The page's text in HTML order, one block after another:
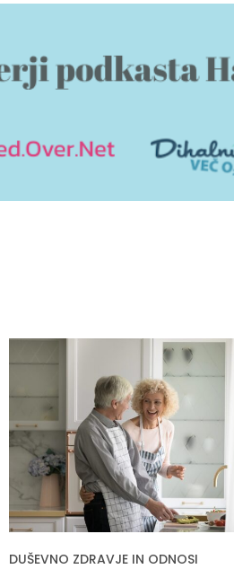
DUŠEVNO ZDRAVJE IN ODNOSI